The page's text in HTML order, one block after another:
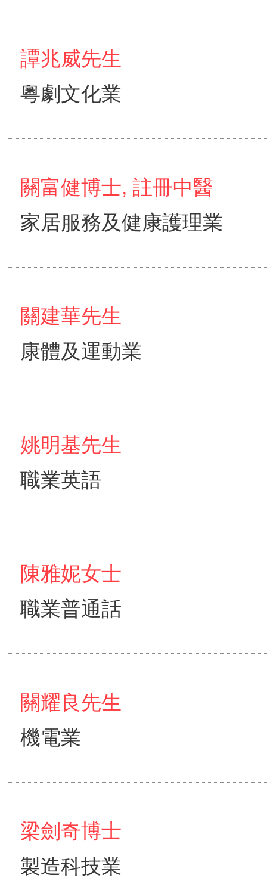
譚兆威先生
粵劇文化業
關富健博士, 註冊中醫
家居服務及健康護理業
關建華先生
康體及運動業
姚明基先生
職業英語
陳雅妮女士
職業普通話
關耀良先生
機電業
梁劍奇博士
製造科技業